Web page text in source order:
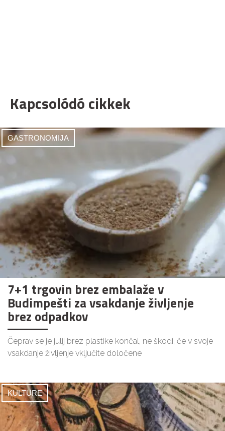
Kapcsolódó cikkek
GASTRONOMIJA
7+1 trgovin brez embalaže v
Budimpešti za vsakdanje življenje
brez odpadkov
Čeprav se je julij brez plastike končal, ne škodi, če v svoje
vsakdanje življenje vključite določene
KULTURE